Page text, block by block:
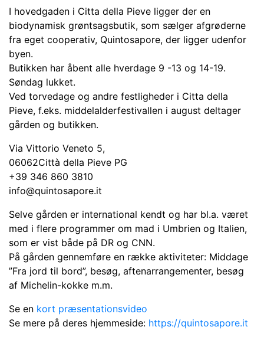
I hovedgaden i Citta della Pieve ligger der en
biodynamisk grøntsagsbutik, som sælger afgrøderne
fra eget cooperativ, Quintosapore, der ligger udenfor
byen.
Butikken har åbent alle hverdage 9 -13 og 14-19.
Søndag lukket.
Ved torvedage og andre festligheder i Citta della
Pieve, f.eks. middelalderfestivallen i august deltager
gården og butikken.
Via Vittorio Veneto 5,
06062Città della Pieve PG
+39 346 860 3810
info@quintosapore.it
Selve gården er international kendt og har bl.a. været
med i flere programmer om mad i Umbrien og Italien,
som er vist både på DR og CNN.
På gården gennemføre en række aktiviteter: Middage
”Fra jord til bord”, besøg, aftenarrangementer, besøg
af Michelin-kokke m.m.
Se en kort præsentationsvideo
Se mere på deres hjemmeside: https://quintosapore.it